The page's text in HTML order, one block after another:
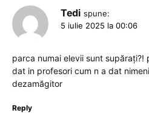
Tedi spune:
5 iulie 2025 la 00:06
parca numai elevii sunt
dat in profesori cum n a dat
dezamăgitor
Reply